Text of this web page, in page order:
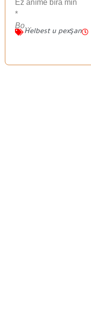
Ez anîme bîra min
*
Bo…
Helbest u pexşan